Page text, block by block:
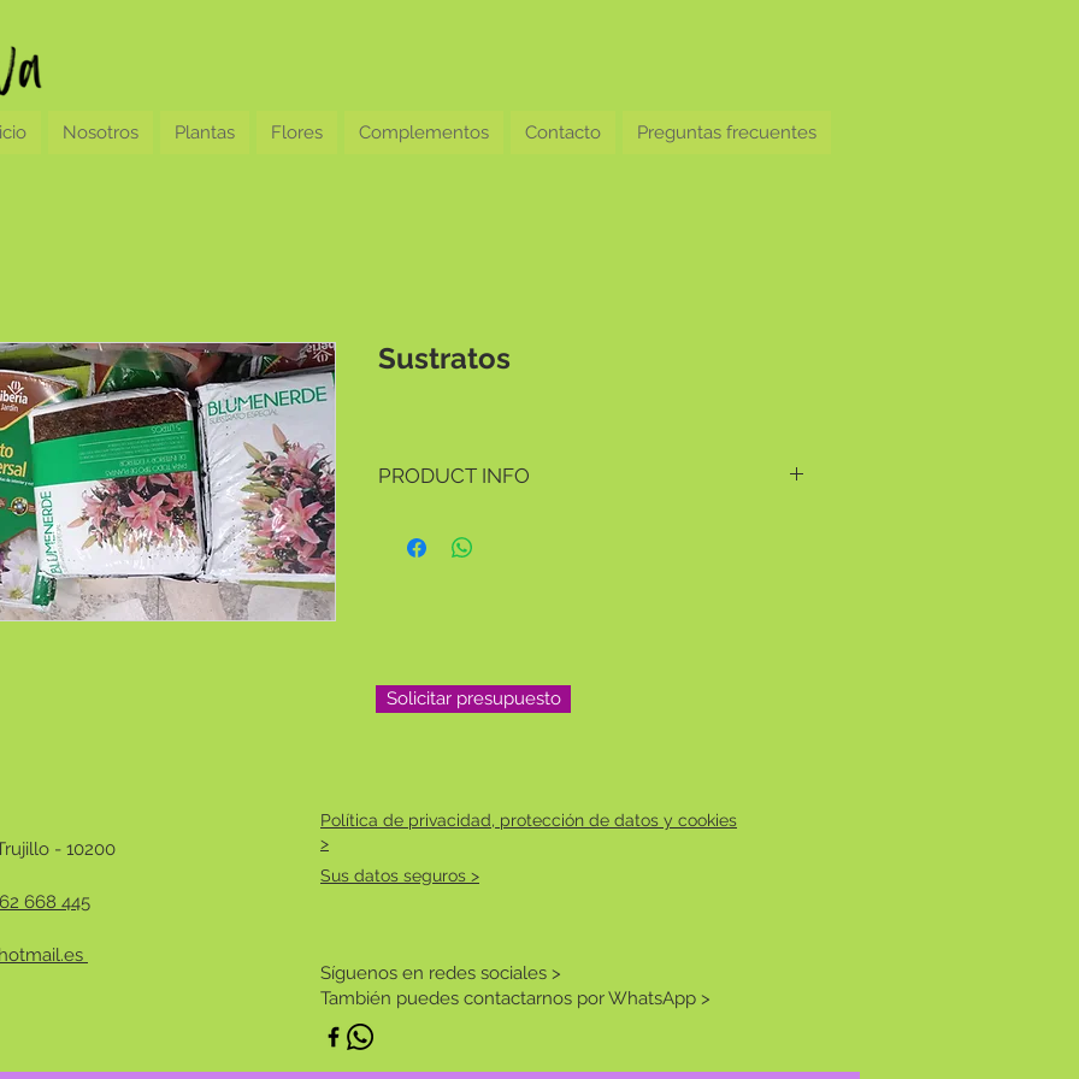
Nosotros Plantas Flores Complementos Contacto Preguntas frecuentes
Sustratos
PRODUCT INFO
Solicitar presupuesto
- 10200
668 445
Política de privacidad, protección de datos y cookies
>
Sus datos seguros >
Síguenos en redes sociales >
También puedes contactarnos por WhatsApp >